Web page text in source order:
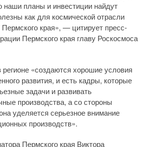
планы и инвестиции найдут
как для космической отрасли
края», — цитирует пресс-
Пермского края главу Роскосмоса
«создаются хорошие условия
развития, и есть кадры, которые
задачи и развивать
производства, а со стороны
уделяется серьезное внимание
производств».
Пермского края Виктора